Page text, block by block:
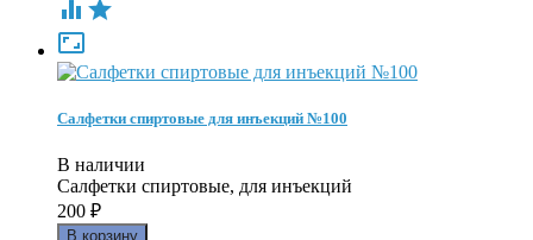
 

Салфетки спиртовые для инъекций №100
В наличии
Салфетки спиртовые, для инъекций
200 ₽